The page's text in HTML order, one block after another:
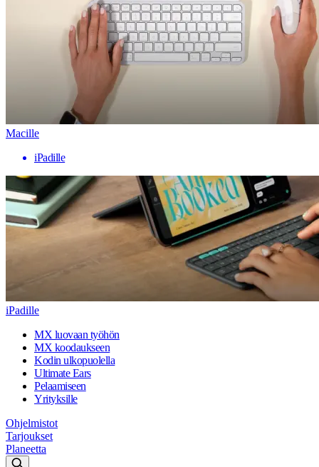
Macille
iPadille
iPadille
MX luovaan työhön
MX koodaukseen
Kodin ulkopuolella
Ultimate Ears
Pelaamiseen
Yrityksille
Ohjelmistot
Tarjoukset
Planeetta